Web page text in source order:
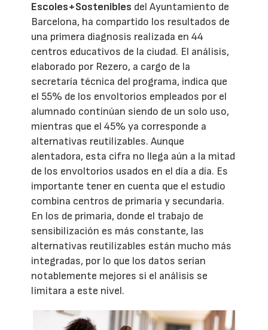
Escoles+Sostenibles del Ayuntamiento de
Barcelona, ha compartido los resultados de
una primera diagnosis realizada en 44
centros educativos de la ciudad. El análisis,
elaborado por Rezero, a cargo de la
secretaría técnica del programa, indica que
el 55% de los envoltorios empleados por el
alumnado continúan siendo de un solo uso,
mientras que el 45% ya corresponde a
alternativas reutilizables. Aunque
alentadora, esta cifra no llega aún a la mitad
de los envoltorios usados en el día a día. Es
importante tener en cuenta que el estudio
combina centros de primaria y secundaria.
En los de primaria, donde el trabajo de
sensibilización es más constante, las
alternativas reutilizables están mucho más
integradas, por lo que los datos serían
notablemente mejores si el análisis se
limitara a este nivel.